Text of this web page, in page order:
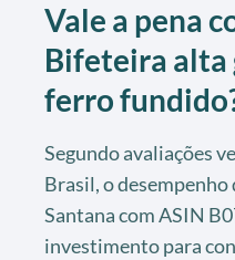
Vale a pena
Bifeteira alta
ferro
Segundo avaliações
Brasil, o
Santana com ASIN
investimento para